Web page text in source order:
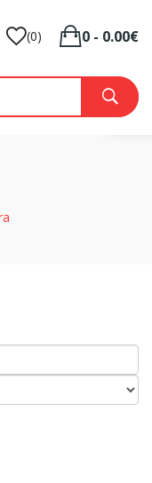
(0) 0 - 0.00€